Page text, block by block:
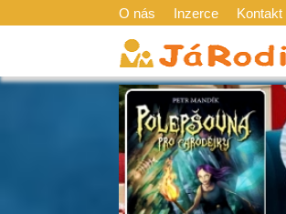
O nás Inzerce Kontakt